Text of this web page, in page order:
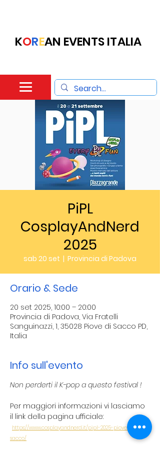
KOREAN EVENTS ITALIA
PiPL
CosplayAndNerd
2025
sab 20 set
  |
Provincia di Padova
Orario & Sede
20 set 2025, 10:00 – 20:00
Provincia di Padova, Via Fratelli
Sanguinazzi, 1, 35028 Piove di Sacco PD,
Italia
Info sull'evento
Non perderti il K-pop a questo festival !
Per maggiori informazioni vi lasciamo
il link della pagina ufficiale:
https://www.cosplayandnerd.it/pipl-2025-piove-di-
sacco/